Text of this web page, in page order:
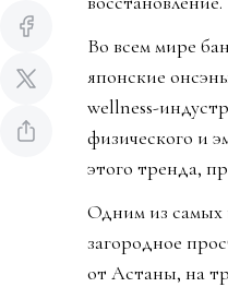
Во всем мире
японские
wellness-
физического и
этого тренда,
Одним из самых
загородное
от Астаны, на